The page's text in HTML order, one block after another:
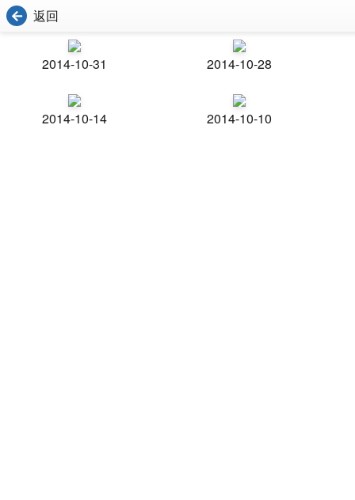
返回
2014-10-31 2014-10-28
2014-10-14 2014-10-10